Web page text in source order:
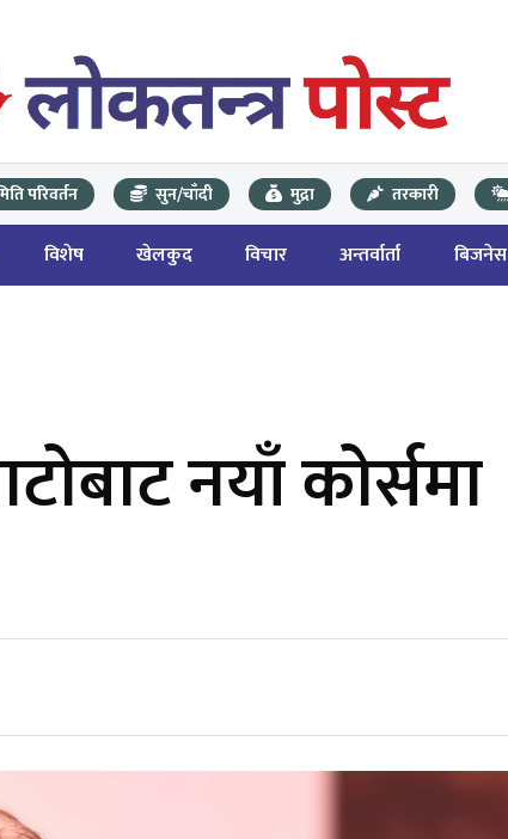
परिवर्तन सुन/चाँदी मुद्रा तरकारी
विशेष खेलकुद विचार अन्तर्वार्ता बिजनेस
नयाँ कोर्समा